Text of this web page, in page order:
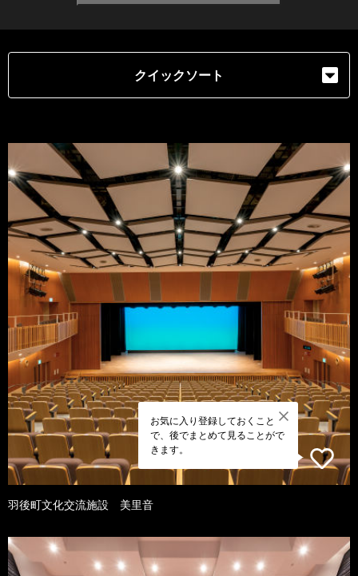
クイックソート
お気に入り登録しておくこと
で、後でまとめて見ることがで
きます。
羽後町文化交流施設 美里音